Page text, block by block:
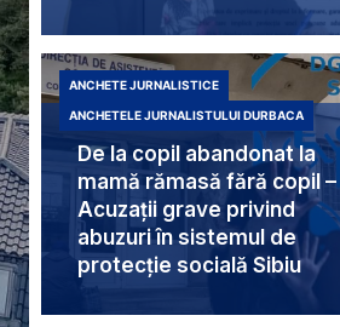
De la copil abandonat la
mamă rămasă fără copil –
Acuzații grave privind
abuzuri în sistemul de
protecție socială Sibiu
ANCHETE JURNALISTICE
ANCHETELE JURNALISTULUI DURBACA